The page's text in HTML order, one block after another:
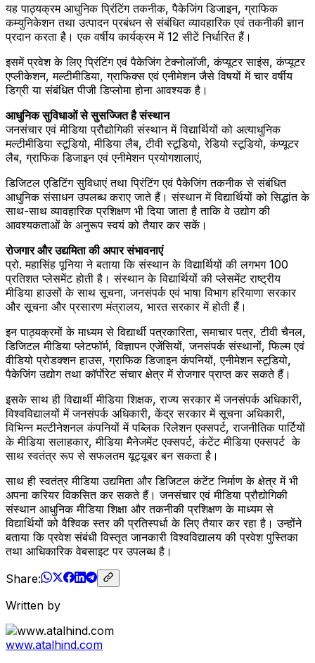
यह पाठ्यक्रम आधुनिक प्रिंटिंग तकनीक, पैकेजिंग डिजाइन, ग्राफिक
कम्युनिकेशन तथा उत्पादन प्रबंधन से संबंधित व्यावहारिक एवं तकनीकी ज्ञान
प्रदान करता है। एक वर्षीय कार्यक्रम में 12 सीटें निर्धारित हैं।
इसमें प्रवेश के लिए प्रिंटिंग एवं पैकेजिंग टेक्नोलॉजी, कंप्यूटर साइंस, कंप्यूटर
एप्लीकेशन, मल्टीमीडिया, ग्राफिक्स एवं एनीमेशन जैसे विषयों में चार वर्षीय
डिग्री या संबंधित पीजी डिप्लोमा होना आवश्यक है।
आधुनिक सुविधाओं से सुसज्जित है संस्थान
जनसंचार एवं मीडिया प्रौद्योगिकी संस्थान में विद्यार्थियों को अत्याधुनिक
मल्टीमीडिया स्टूडियो, मीडिया लैब, टीवी स्टूडियो, रेडियो स्टूडियो, कंप्यूटर
लैब, ग्राफिक डिजाइन एवं एनीमेशन प्रयोगशालाएं,
डिजिटल एडिटिंग सुविधाएं तथा प्रिंटिंग एवं पैकेजिंग तकनीक से संबंधित
आधुनिक संसाधन उपलब्ध कराए जाते हैं। संस्थान में विद्यार्थियों को सिद्धांत के
साथ-साथ व्यावहारिक प्रशिक्षण भी दिया जाता है ताकि वे उद्योग की
आवश्यकताओं के अनुरूप स्वयं को तैयार कर सकें।
रोजगार और उद्यमिता की अपार संभावनाएं
प्रो. महासिंह पूनिया ने बताया कि संस्थान के विद्यार्थियों की लगभग 100
प्रतिशत प्लेसमेंट होती है। संस्थान के विद्यार्थियों की प्लेसमेंट राष्ट्रीय
मीडिया हाउसों के साथ सूचना, जनसंपर्क एवं भाषा विभाग हरियाणा सरकार
और सूचना और प्रसारण मंत्रालय, भारत सरकार में होती हैं।
इन पाठ्यक्रमों के माध्यम से विद्यार्थी पत्रकारिता, समाचार पत्र, टीवी चैनल,
डिजिटल मीडिया प्लेटफॉर्म, विज्ञापन एजेंसियों, जनसंपर्क संस्थानों, फिल्म एवं
वीडियो प्रोडक्शन हाउस, ग्राफिक डिजाइन कंपनियों, एनीमेशन स्टूडियो,
पैकेजिंग उद्योग तथा कॉर्पाेरेट संचार क्षेत्र में रोजगार प्राप्त कर सकते हैं।
इसके साथ ही विद्यार्थी मीडिया शिक्षक, राज्य सरकार में जनसंपर्क अधिकारी,
विश्वविद्यालयों में जनसंपर्क अधिकारी, केंद्र सरकार में सूचना अधिकारी,
विभिन्न मल्टीनेशनल कंपनियों में पब्लिक रिलेशन एक्सपर्ट, राजनीतिक पार्टियों
के मीडिया सलाहकार, मीडिया मैनेजमेंट एक्सपर्ट, कंटेंट मीडिया एक्सपर्ट के
साथ स्वतंत्र रूप से सफलतम यूट्यूबर बन सकता है।
साथ ही स्वतंत्र मीडिया उद्यमिता और डिजिटल कंटेंट निर्माण के क्षेत्र में भी
अपना करियर विकसित कर सकते हैं। जनसंचार एवं मीडिया प्रौद्योगिकी
संस्थान आधुनिक मीडिया शिक्षा और तकनीकी प्रशिक्षण के माध्यम से
विद्यार्थियों को वैश्विक स्तर की प्रतिस्पर्धा के लिए तैयार कर रहा है। उन्होंने
बताया कि प्रवेश संबंधी विस्तृत जानकारी विश्वविद्यालय की प्रवेश पुस्तिका
तथा आधिकारिक वेबसाइट पर उपलब्ध है।
Share:
Written by
www.atalhind.com